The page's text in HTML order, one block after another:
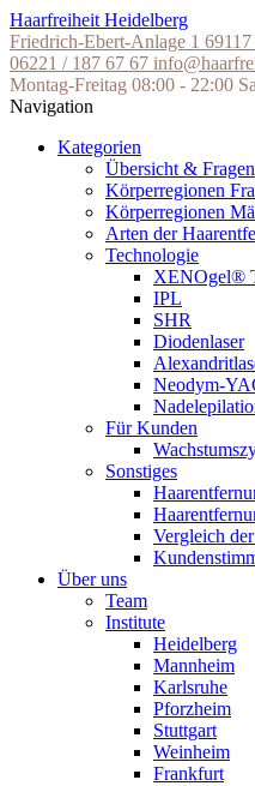
Skip
to
the
content
Haarfreiheit Heidelberg
Friedrich-Ebert-Anlage 1
06221 / 187 67 67
Montag-Freitag 08:00 - 22:00
Navigation
Kategorien
Übersicht & Fragen
Körperregionen
Körperregionen
Arten der
Technologie
XENOgel®
IPL
SHR
Diodenlaser
Neodym-
Für Kunden
Sonstiges
Vergleich
Über uns
Team
Institute
Heidelberg
Mannheim
Karlsruhe
Pforzheim
Stuttgart
Weinheim
Frankfurt